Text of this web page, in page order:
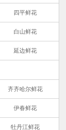
四平鲜花
白山鲜花
延边鲜花
齐齐哈尔鲜花
伊春鲜花
牡丹江鲜花